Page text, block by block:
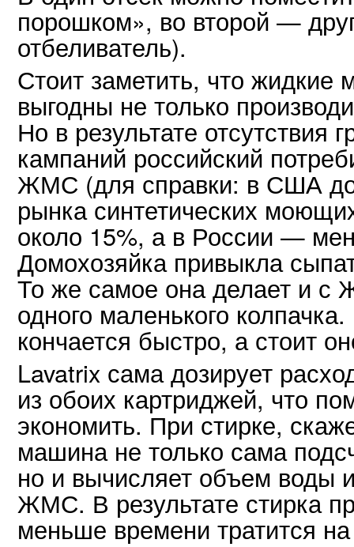
порошком», во второй —
отбеливатель).
Стоит заметить, что
выгодны не только
Но в результате отсутствия
кампаний российский
ЖМС (для справки: в США
рынка синтетических
около 15%, а в России —
Домохозяйка привыкла
То же самое она делает и с
одного маленького
кончается быстро, а стоит
Lavatrix сама дозирует
из обоих картриджей, что
экономить. При стирке,
машина не только сама
но и вычисляет объем воды
ЖМС. В результате стирка
меньше времени тратится